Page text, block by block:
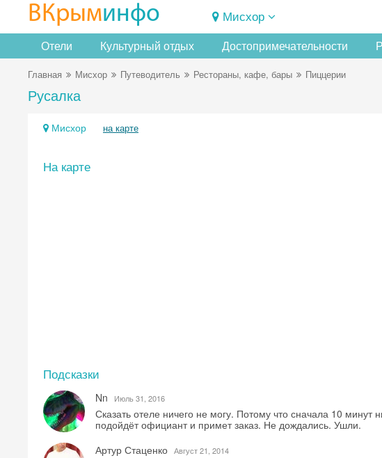
ВКрыминфо Мисхор
Отели Культурный отдых Достопримечательности
Главная Мисхор Путеводитель Рестораны, кафе, бары Пиццерии
Русалка
Мисхор на карте
На карте
Подсказки
Nn Июль 31, 2016
Сказать отеле ничего не могу. Потому что сначала 10
подойдёт официант и примет заказ. Не дождались. Ушли.
Артур Стаценко Август 21, 2014